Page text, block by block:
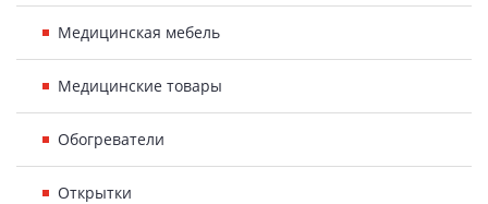
Медицинская мебель
Медицинские товары
Обогреватели
Открытки